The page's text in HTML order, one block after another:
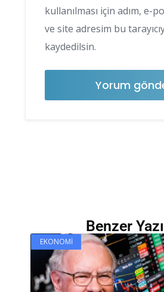
kullanılması için adım, e-
ve site adresim bu
kaydedilsin.
Benzer
EKONOMI